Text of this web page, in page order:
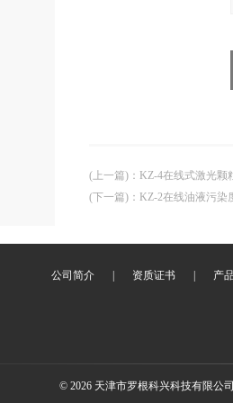
(上一篇) ： KZ-4在线式激光颗
(下一篇) ： KZ-2在线油液污染
公司简介 资质证书 产
© 2026 天津市罗根科兴科技有限公